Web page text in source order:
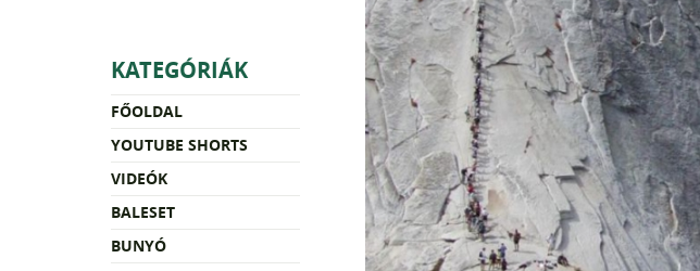
KATEGÓRIÁK
FŐOLDAL
YOUTUBE SHORTS
VIDEÓK
BALESET
BUNYÓ